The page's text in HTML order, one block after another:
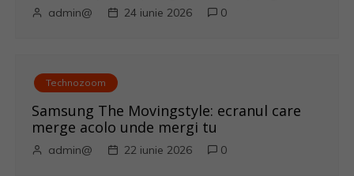
admin@ 24 iunie 2026 0
Technozoom
Samsung The Movingstyle: ecranul care
merge acolo unde mergi tu
admin@ 22 iunie 2026 0